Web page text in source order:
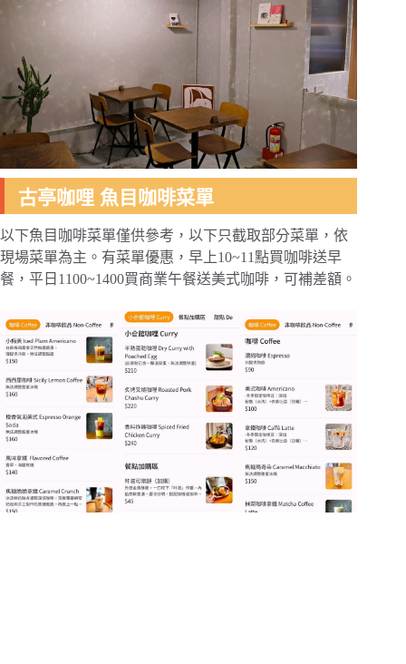
古亭咖哩 魚目咖啡菜單
以下魚目咖啡菜單僅供參考，以下只截取部分菜單，依
現場菜單為主。有菜單優惠，早上10~11點買咖啡送早
餐，平日1100~1400買商業午餐送美式咖啡，可補差額。